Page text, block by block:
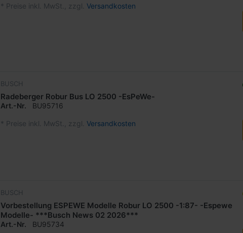
* Preise inkl. MwSt., zzgl. Versandkosten
BUSCH
Radeberger Robur Bus LO 2500 -EsPeWe-
Art.-Nr. BU95716
* Preise inkl. MwSt., zzgl. Versandkosten
BUSCH
Vorbestellung ESPEWE Modelle Robur LO 2500 -1:87- -Espewe
Modelle- ***Busch News 02 2026***
Art.-Nr. BU95734